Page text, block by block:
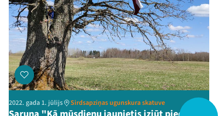
2022. gada 1. jūlijs Sirdsapziņas ugunskura skatuve